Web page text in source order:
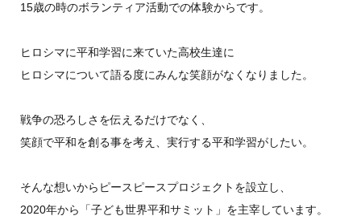
15歳の時のボランティア活動での体験からです。
ヒロシマに平和学習に来ていた高校生達に
ヒロシマについて語る度にみんな笑顔がなくなりました。
戦争の恐ろしさを伝えるだけでなく、
笑顔で平和を創る事を考え、実行する平和学習がしたい。
そんな想いからピースピースプロジェクトを設立し、
2020年から「子ども世界平和サミット」を主宰しています。